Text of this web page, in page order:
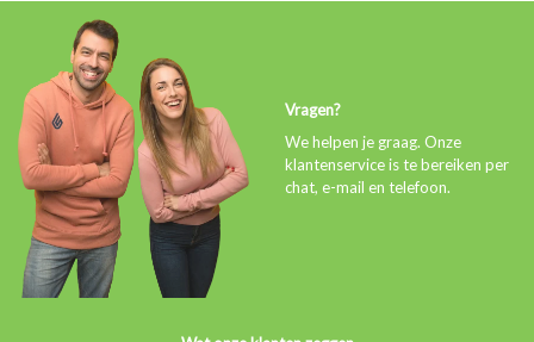
Vragen?
We helpen je graag. Onze
klantenservice is te bereiken per
chat, e-mail en telefoon.